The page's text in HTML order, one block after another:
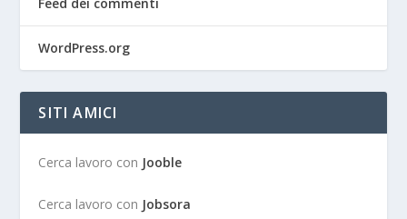
Feed dei commenti
WordPress.org
SITI AMICI
Cerca lavoro con Jooble
Cerca lavoro con Jobsora